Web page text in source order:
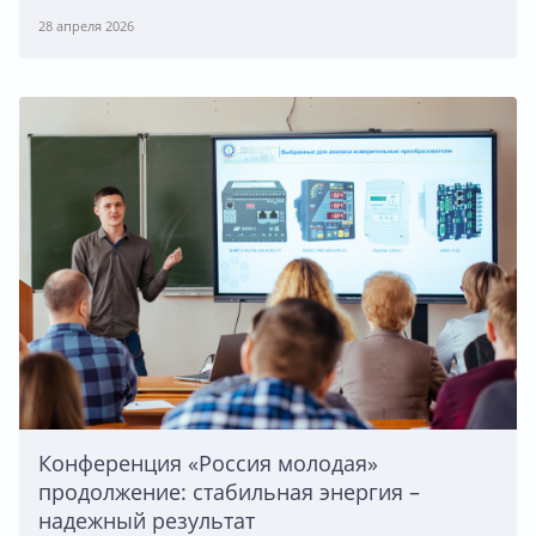
28 апреля 2026
Конференция «Россия молодая»
продолжение: стабильная энергия –
надежный результат